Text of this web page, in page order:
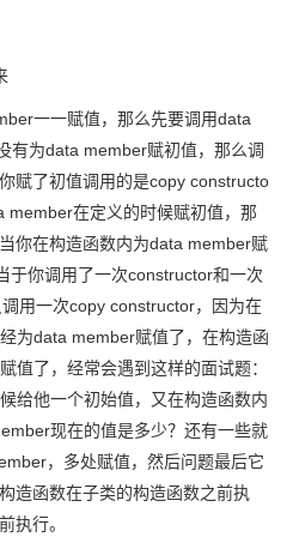
一一赋值，那么先要调用data
有为data member赋初值，那么调
赋了初值调用的是copy constructo
member在定义的时候赋初值，那
你在构造函数内为data member赋
于你调用了一次constructor和一次
用一次copy constructor，因为在
为data member赋值了，在构造函
值了，经常会遇到这样的面试题：
给他一个初始值，又在构造函数内
现在的值是多少？还有一些就
，多处赋值，然后问题最后它
造函数在子类的构造函数之前执
执行。